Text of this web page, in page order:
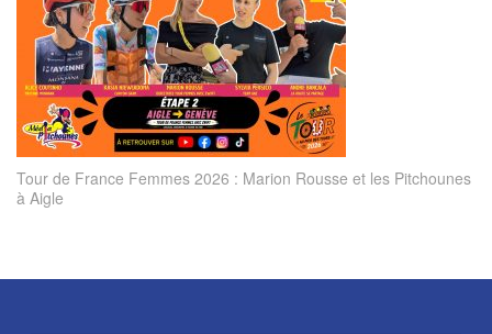
Tour de France Femmes 2026 : Marion Rousse et les Pitchounes
à Aigle